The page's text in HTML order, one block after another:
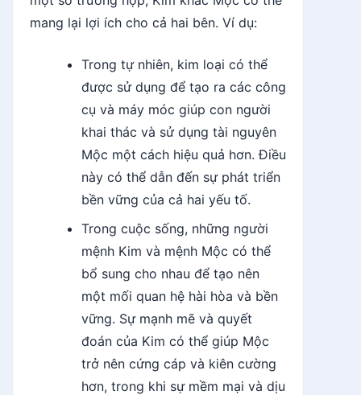
mang lại lợi ích cho cả hai bên. Ví dụ:
Trong tự nhiên, kim loại có thể
được sử dụng để tạo ra các công
cụ và máy móc giúp con người
khai thác và sử dụng tài nguyên
Mộc một cách hiệu quả hơn. Điều
này có thể dẫn đến sự phát triển
bền vững của cả hai yếu tố.
Trong cuộc sống, những người
mệnh Kim và mệnh Mộc có thể
bổ sung cho nhau để tạo nên
một mối quan hệ hài hòa và bền
vững. Sự mạnh mẽ và quyết
đoán của Kim có thể giúp Mộc
trở nên cứng cáp và kiên cường
hơn, trong khi sự mềm mại và dịu